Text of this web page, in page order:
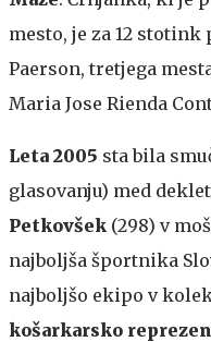
mesto, je za 12 stotink
Paerson, tretjega
Maria Jose Rienda
Leta 2005 sta bila
glasovanju) med
Petkovšek (298) v
najboljša športnika
najboljšo ekipo v
košarkarsko